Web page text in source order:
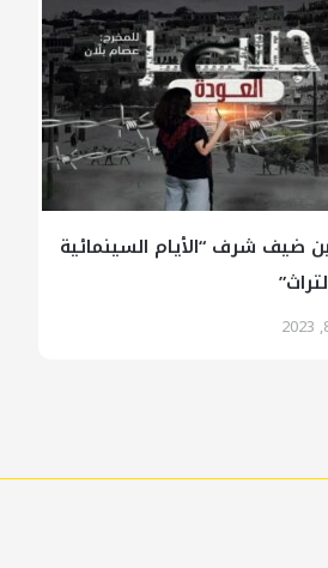
ضيف شرف “الأيام السينمائية